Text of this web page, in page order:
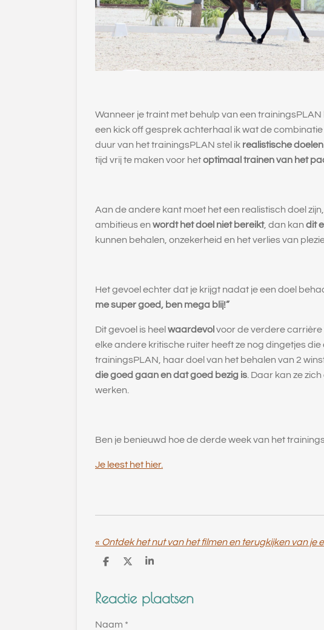
Wanneer je traint met behulp van een
een kick off gesprek achterhaal ik wat de
duur van het trainingsPLAN stel ik realistische doelen
tijd vrij te maken voor hetoptimaal trainen van het
Aan de andere kant moet het een realistisch doel
ambitieus en wordt het doel niet bereikt, dan kan dit
kunnen behalen, onzekerheid en het verlies van
Het gevoel echter dat je krijgt nadat je een doel
me super goed, ben mega blij!”
Dit gevoel is heel waardevol voor de verdere
elke andere kritische ruiter heeft ze nog dingetjes
trainingsPLAN, haar doel van het behalen van 2
die goed gaan en dat goed bezig is . Daar kan ze
werken.
Ben je benieuwd hoe de derde week van het
Je leest het hier.
«
D
n
D
l
S
r
e
Reactie plaatsen
Naam *